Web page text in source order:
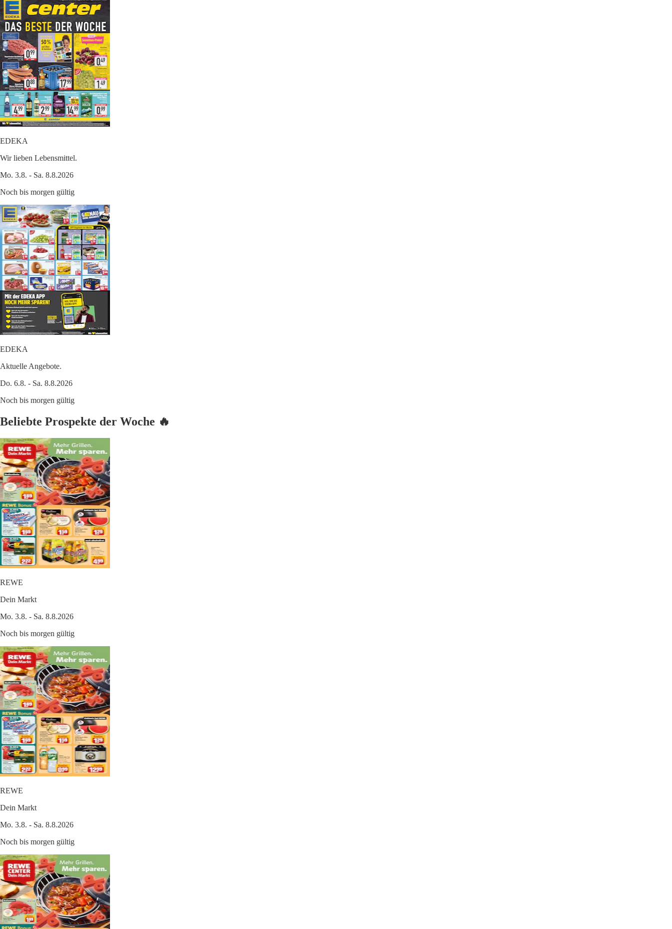
EDEKA
Wir lieben Lebensmittel.
Mo. 3.8. - Sa. 8.8.2026
Noch bis morgen gültig
EDEKA
Aktuelle Angebote.
Do. 6.8. - Sa. 8.8.2026
Noch bis morgen gültig
Beliebte Prospekte der Woche 🔥
REWE
Dein Markt
Mo. 3.8. - Sa. 8.8.2026
Noch bis morgen gültig
REWE
Dein Markt
Mo. 3.8. - Sa. 8.8.2026
Noch bis morgen gültig